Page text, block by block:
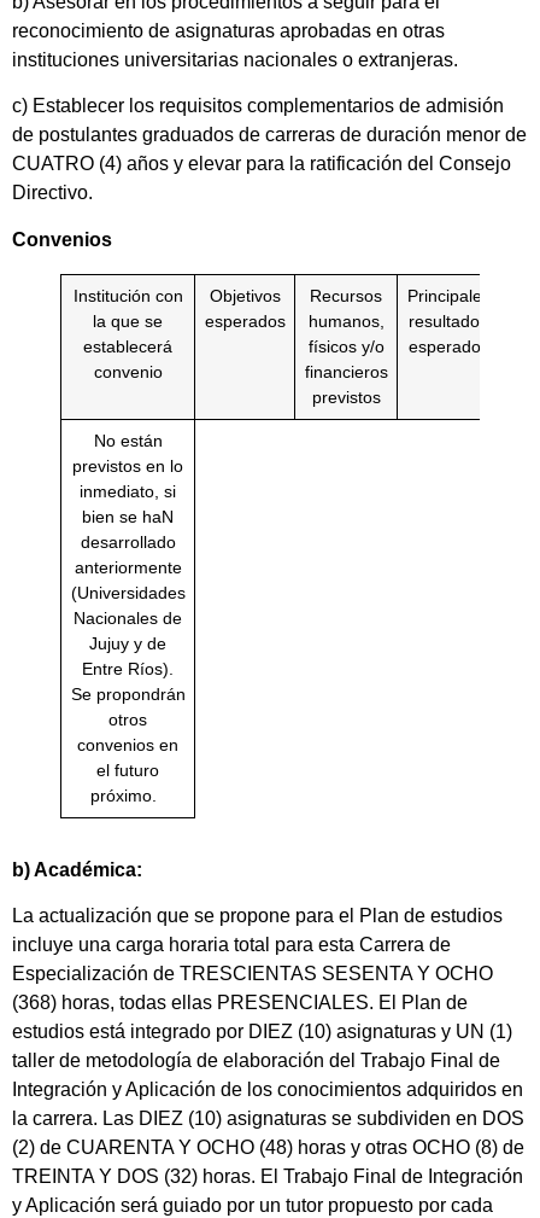
reconocimiento de asignaturas aprobadas en otras
instituciones universitarias nacionales o extranjeras.
c) Establecer los requisitos complementarios de admisión
de postulantes graduados de carreras de duración menor de
CUATRO (4) años y elevar para la ratificación del Consejo
Directivo.
Convenios
Institución con
la que se
establecerá
convenio
Objetivos
esperados
Recursos
humanos,
físicos y/o
financieros
previstos
Principales
resultados
esperados
No están
previstos en lo
inmediato, si
bien se haN
desarrollado
anteriormente
(Universidades
Nacionales de
Jujuy y de
Entre Ríos).
Se propondrán
otros
convenios en
el futuro
próximo.
b) Académica:
La actualización que se propone para el Plan de estudios
incluye una carga horaria total para esta Carrera de
Especialización de TRESCIENTAS SESENTA Y OCHO
(368) horas, todas ellas PRESENCIALES. El Plan de
estudios está integrado por DIEZ (10) asignaturas y UN (1)
taller de metodología de elaboración del Trabajo Final de
Integración y Aplicación de los conocimientos adquiridos en
la carrera. Las DIEZ (10) asignaturas se subdividen en DOS
(2) de CUARENTA Y OCHO (48) horas y otras OCHO (8) de
TREINTA Y DOS (32) horas. El Trabajo Final de Integración
y Aplicación será guiado por un tutor propuesto por cada